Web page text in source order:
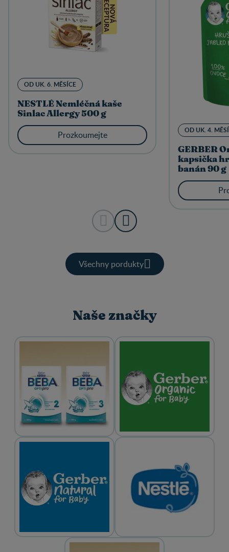
OD UK. 6. MĚSÍCE
NESTLÉ Nemléčná kaše
Sinlac Allergy 500 g
Prozkoumejte OD UK. 4.
GERBER
kapsička
banán 90 g
Všechny pordukty
Naše značky